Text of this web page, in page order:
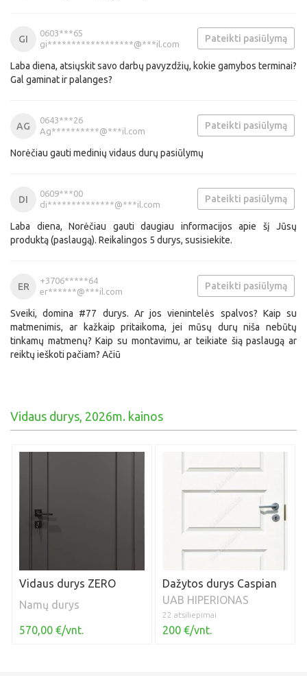
GI
0603***65
gi******************@***il.com
Pateikti pasiūlymą
Laba diena, atsiųskit savo darbų pavyzdžių, kokie gamybos terminai?
Gal gaminat ir palanges?
AG
0643***26
Ag**********@***il.com
Pateikti pasiūlymą
Norėčiau gauti medinių vidaus durų pasiūlymų
DI
0609***00
di**************@***il.com
Pateikti pasiūlymą
Laba diena, Norėčiau gauti daugiau informacijos apie šį Jūsų
produktą (paslaugą). Reikalingos 5 durys, susisiekite.
ER
+3706*****64
er******@***il.com
Pateikti pasiūlymą
Sveiki, domina #77 durys. Ar jos vienintelės spalvos? Kaip su
matmenimis, ar kažkaip pritaikoma, jei mūsų durų niša nebūtų
tinkamų matmenų? Kaip su montavimu, ar teikiate šią paslaugą ar
reiktų ieškoti pačiam? Ačiū
Vidaus durys, 2026m. kainos
Vidaus durys ZERO
Namų durys
570,00 €/vnt.
Dažytos durys Caspian
UAB HIPERIONAS
22 atsiliepimai
200 €/vnt.